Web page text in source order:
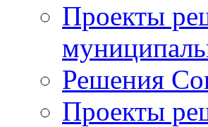
Проекты
Решения
Проекты